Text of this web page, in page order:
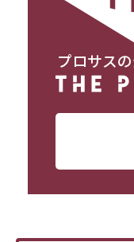
プロサス